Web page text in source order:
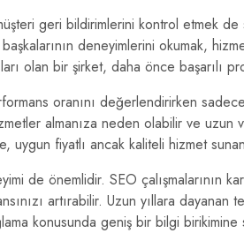
geri bildirimlerini kontrol etmek
deneyimlerini okumak,
olan bir şirket, daha önce başarılı
oranını değerlendirirken
almanıza neden olabilir ve uzun
uygun fiyatlı ancak kaliteli hizmet
de önemlidir. SEO çalışmalarının
artırabilir. Uzun yıllara
konusunda geniş bir bilgi birikimine